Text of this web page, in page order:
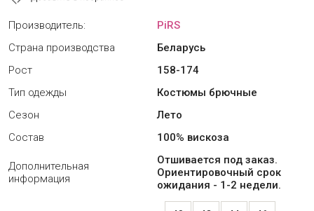
Производитель:
PiRS
Страна производства
Беларусь
Рост
158-174
Тип одежды
Костюмы брючные
Сезон
Лето
Состав
100% вискоза
Дополнительная
информация
Отшивается под заказ.
Ориентировочный срок
ожидания - 1-2 недели.